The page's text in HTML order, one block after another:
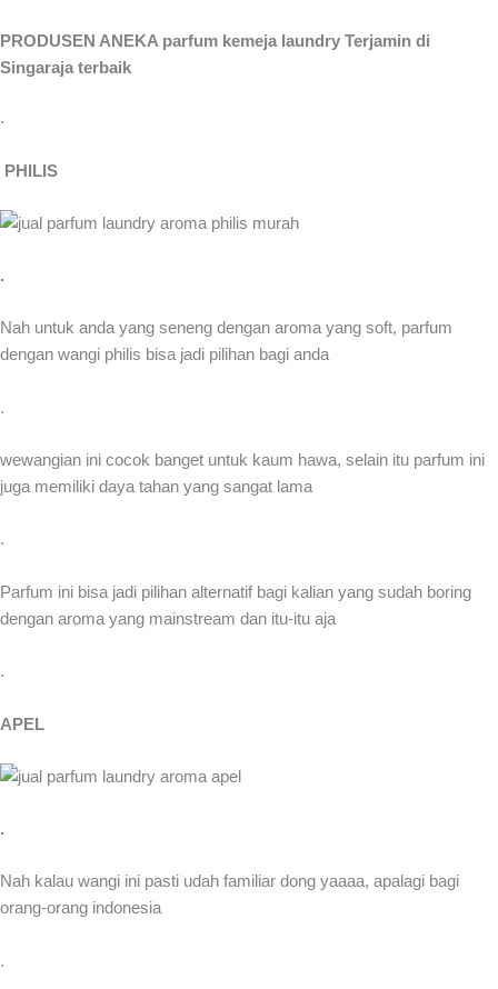
PRODUSEN ANEKA parfum kemeja laundry Terjamin di
Singaraja terbaik
.
PHILIS
.
Nah untuk anda yang seneng dengan aroma yang soft, parfum
dengan wangi philis bisa jadi pilihan bagi anda
.
wewangian ini cocok banget untuk kaum hawa, selain itu parfum ini
juga memiliki daya tahan yang sangat lama
.
Parfum ini bisa jadi pilihan alternatif bagi kalian yang sudah boring
dengan aroma yang mainstream dan itu-itu aja
.
APEL
.
Nah kalau wangi ini pasti udah familiar dong yaaaa, apalagi bagi
orang-orang indonesia
.